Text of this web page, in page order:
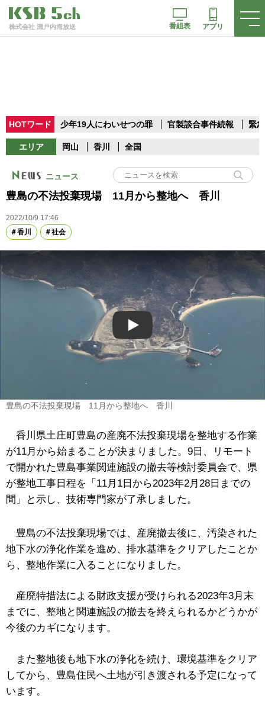
株式会社 瀬戸内海放送 番組表 アプリ
HOTワード 少年19人にわいせつの罪 官製談合事件続報 緊
エリア 岡山 香川 全国
ニュース
豊島の不法投棄現場 11月から整地へ 香川
2022/10/9 17:46
香川
社会
Play
豊島の不法投棄現場 11月から整地へ 香川
香川県土庄町豊島の産廃不法投棄現場を整地する作業
が11月から始まることが決まりました。9日、リモート
で開かれた豊島事業関連施設の撤去等検討委員会で、県
が整地工事日程を「11月1日から2023年2月28日までの
間」と示し、技術専門家が了承しました。
豊島の不法投棄現場では、産廃撤去後に、汚染された
地下水の浄化作業を進め、排水基準をクリアしたことか
ら、整地作業に入ることになりました。
産廃特措法による財政支援が受けられる2023年3月末
までに、整地と関連施設の撤去を終えられるかどうかが
今後のカギになります。
また整地後も地下水の浄化を続け、環境基準をクリア
してから、豊島住民へ土地が引き渡される予定になって
います。